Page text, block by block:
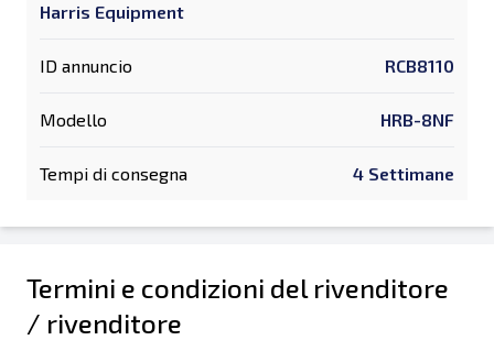
Harris Equipment
ID annuncio RCB8110
Modello HRB-8NF
Tempi di consegna 4 Settimane
Termini e condizioni del rivenditore
/ rivenditore